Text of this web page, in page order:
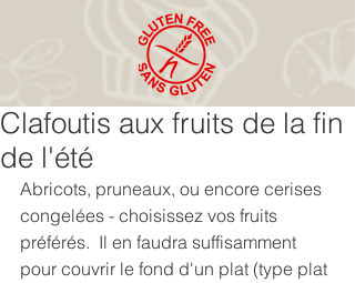
Clafoutis aux fruits de la fin
de l'été
Abricots, pruneaux, ou encore cerises
congelées - choisissez vos fruits
préférés.  Il en faudra suffisamment
pour couvrir le fond d'un plat (type plat